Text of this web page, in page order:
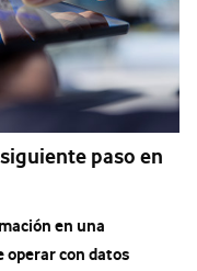
paso en
en una
operar con datos